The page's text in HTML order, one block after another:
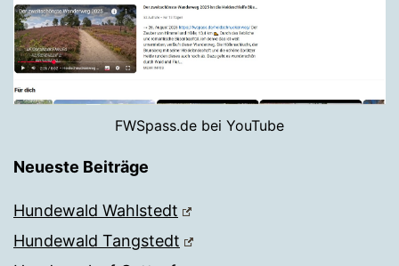
FWSpass.de bei YouTube
Neueste Beiträge
Hundewald Wahlstedt
Hundewald Tangstedt